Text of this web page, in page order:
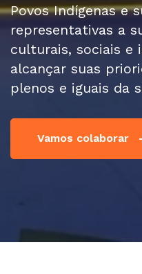
Povos Indígenas e
representativas a
culturais, sociais e
alcançar suas
plenos e iguais da
Vamos colaborar